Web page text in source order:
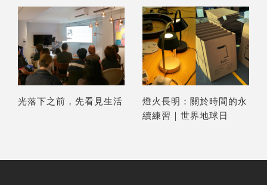
光落下之前，先看見生活
燈火長明：關於時間的永
續練習｜世界地球日